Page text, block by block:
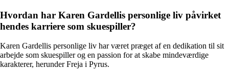
Hvordan har Karen Gardellis personlige liv påvirket
hendes karriere som skuespiller?
Karen Gardellis personlige liv har været præget af en dedikation til sit
arbejde som skuespiller og en passion for at skabe mindeværdige
karakterer, herunder Freja i Pyrus.